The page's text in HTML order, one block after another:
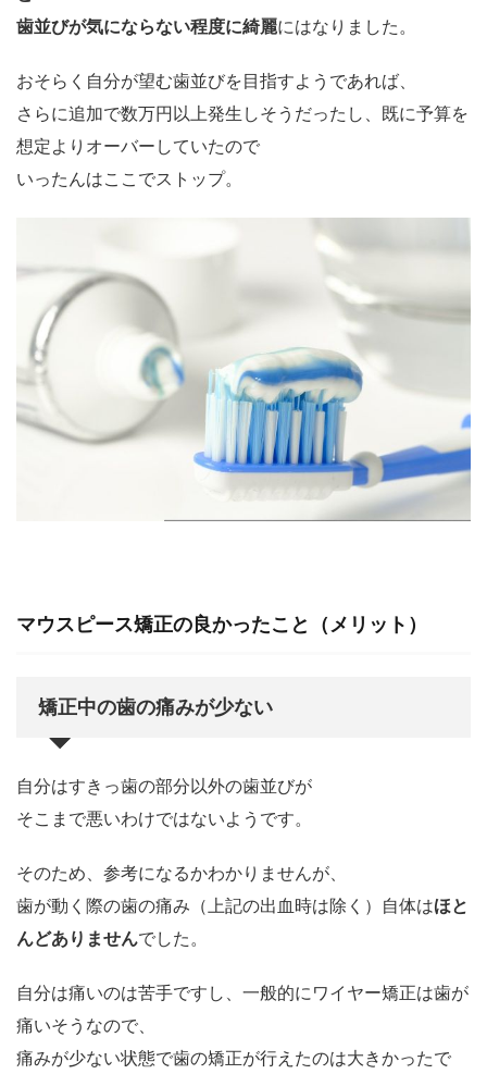
歯並びが気にならない程度に綺麗にはなりました。
おそらく自分が望む歯並びを目指すようであれば、
さらに追加で数万円以上発生しそうだったし、既に予算を
想定よりオーバーしていたので
いったんはここでストップ。
マウスピース矯正の良かったこと（メリット）
矯正中の歯の痛みが少ない
自分はすきっ歯の部分以外の歯並びが
そこまで悪いわけではないようです。
そのため、参考になるかわかりませんが、
歯が動く際の歯の痛み（上記の出血時は除く）自体はほと
んどありませんでした。
自分は痛いのは苦手ですし、一般的にワイヤー矯正は歯が
痛いそうなので、
痛みが少ない状態で歯の矯正が行えたのは大きかったで